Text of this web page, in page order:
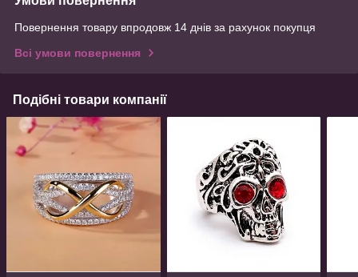
Повернення товару впродовж 14 днів за рахунок покупця
Всі умови повернення
Подібні товари компанії